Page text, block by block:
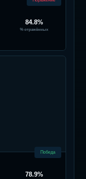
84.8%
% отражённых
Победа
78.9%